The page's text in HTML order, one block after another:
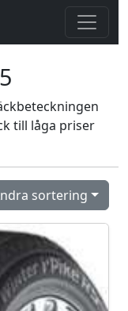
till låga priser
sortering